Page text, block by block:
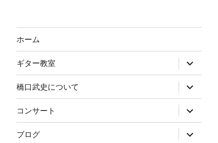
ホーム
ギター教室
サ
ブ
メ
ニ
ュ
ー
を
展
開
橋口武史について
サ
ブ
メ
ニ
ュ
ー
を
展
コンサート
サ
ブ
メ
ニ
ュ
ブログ
サ
ブ